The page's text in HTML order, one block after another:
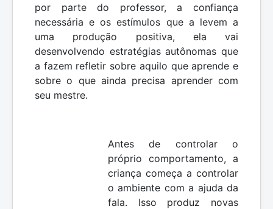
por parte do professor, a confiança
necessária e os estímulos que a levem a
uma produção positiva, ela vai
desenvolvendo estratégias autônomas que
a fazem refletir sobre aquilo que aprende e
sobre o que ainda precisa aprender com
seu mestre.
Antes de controlar o
próprio comportamento, a
criança começa a controlar
o ambiente com a ajuda da
fala. Isso produz novas